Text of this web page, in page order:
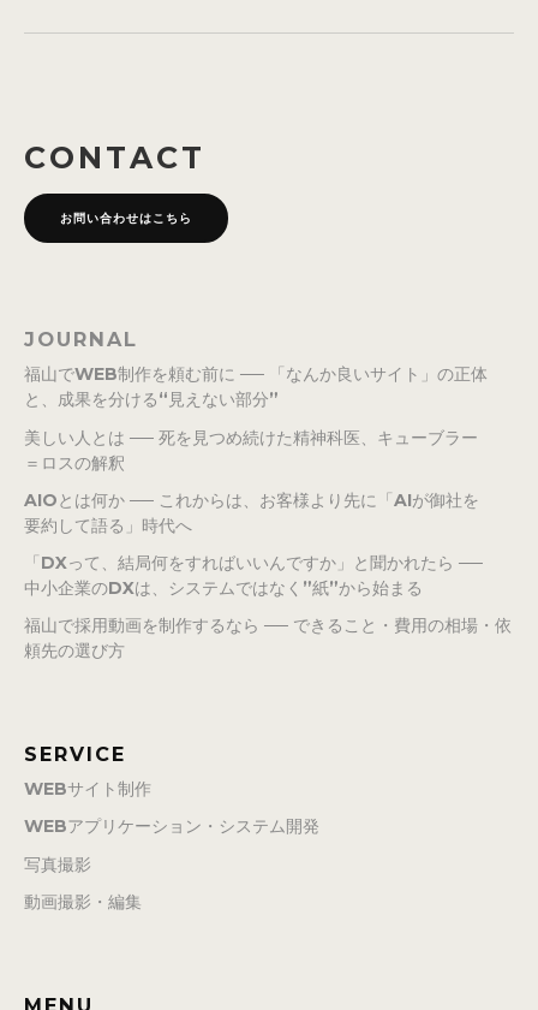
CONTACT
お問い合わせはこちら
JOURNAL
福山でWEB制作を頼む前に ── 「なんか良いサイト」の正体
と、成果を分ける“見えない部分”
美しい人とは ── 死を見つめ続けた精神科医、キューブラー
＝ロスの解釈
AIOとは何か ── これからは、お客様より先に「AIが御社を
要約して語る」時代へ
「DXって、結局何をすればいいんですか」と聞かれたら ──
中小企業のDXは、システムではなく”紙”から始まる
福山で採用動画を制作するなら ── できること・費用の相場・依
頼先の選び方
SERVICE
WEBサイト制作
WEBアプリケーション・システム開発
写真撮影
動画撮影・編集
MENU